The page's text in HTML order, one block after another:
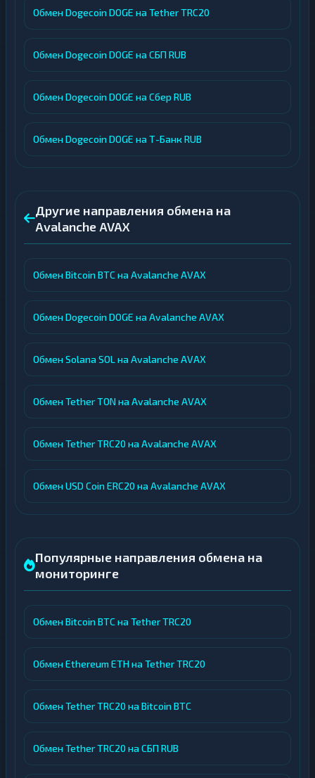
Обмен Dogecoin DOGE на Tether TRC20
Обмен Dogecoin DOGE на СБП RUB
Обмен Dogecoin DOGE на Сбер RUB
Обмен Dogecoin DOGE на Т-Банк RUB
Другие направления обмена на
Avalanche AVAX
Обмен Bitcoin BTC на Avalanche AVAX
Обмен Dogecoin DOGE на Avalanche AVAX
Обмен Solana SOL на Avalanche AVAX
Обмен Tether TON на Avalanche AVAX
Обмен Tether TRC20 на Avalanche AVAX
Обмен USD Coin ERC20 на Avalanche AVAX
Популярные направления обмена на
мониторинге
Обмен Bitcoin BTC на Tether TRC20
Обмен Ethereum ETH на Tether TRC20
Обмен Tether TRC20 на Bitcoin BTC
Обмен Tether TRC20 на СБП RUB